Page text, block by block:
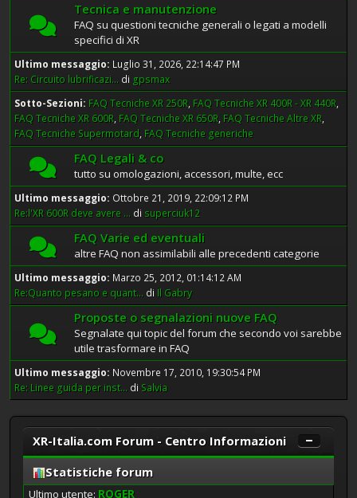
Tecnica e manutenzione
FAQ su questioni tecniche generali o legati a modelli
specifici di XR
Ultimo messaggio: Luglio 31, 2026, 22:14:47 PM
Re: Circuito lubrificazi... di gpsmax
Sotto-Sezioni FAQ Tecniche XR 250R FAQ Tecniche XR 400R - XR 440R
FAQ Tecniche XR 600R FAQ Tecniche XR 650R FAQ Tecniche Altre XR
FAQ Tecniche Supermotard FAQ Tecniche generiche
FAQ Legali & co
tutto su omologazioni, accessori, multe, ecc
Ultimo messaggio: Ottobre 21, 2019, 22:09:12 PM
Re:l'XR 600R deve avere ... di superciuk12
FAQ Varie ed eventuali
altre FAQ non assimilabili alle precedenti categorie
Ultimo messaggio: Marzo 25, 2012, 01:14:12 AM
Re:Quanto pesano e quant... di Il Gabry
Proposte o segnalazioni nuove FAQ
Segnalate qui topic del forum che secondo voi sarebbe
utile trasformare in FAQ
Ultimo messaggio: Novembre 17, 2010, 19:30:54 PM
Re: Linee guida per inst... di Salvia
XR-Italia.com Forum - Centro Informazioni
Statistiche forum
Ultimo utente: ROGER